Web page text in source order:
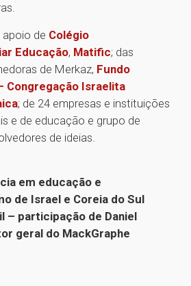
de Colégio
Educação, Matific; das
de Merkaz, Fundo
Congregação Israelita
; de 24 empresas e instituições
e de educação e grupo de
de ideias.
em educação e
de Israel e Coreia do Sul
– participação de Daniel
geral do MackGraphe